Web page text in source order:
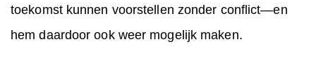
toekomst kunnen voorstellen zonder conflict—en
hem daardoor ook weer mogelijk maken.